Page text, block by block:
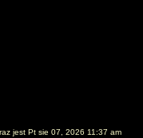
jest Pt sie 07, 2026 11:37 am